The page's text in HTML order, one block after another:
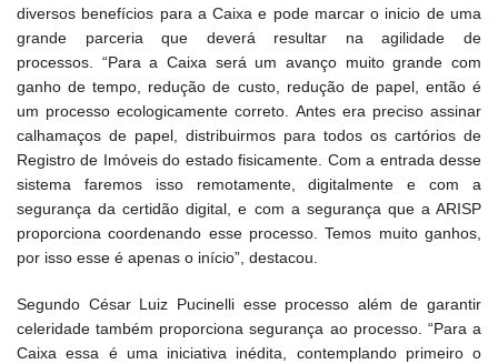
diversos benefícios para a Caixa e pode marcar o inicio de uma
grande parceria que deverá resultar na agilidade de
processos. “Para a Caixa será um avanço muito grande com
ganho de tempo, redução de custo, redução de papel, então é
um processo ecologicamente correto. Antes era preciso assinar
calhamaços de papel, distribuirmos para todos os cartórios de
Registro de Imóveis do estado fisicamente. Com a entrada desse
sistema faremos isso remotamente, digitalmente e com a
segurança da certidão digital, e com a segurança que a ARISP
proporciona coordenando esse processo. Temos muito ganhos,
por isso esse é apenas o início”, destacou.
Segundo César Luiz Pucinelli esse processo além de garantir
celeridade também proporciona segurança ao processo. “Para a
Caixa essa é uma iniciativa inédita, contemplando primeiro o